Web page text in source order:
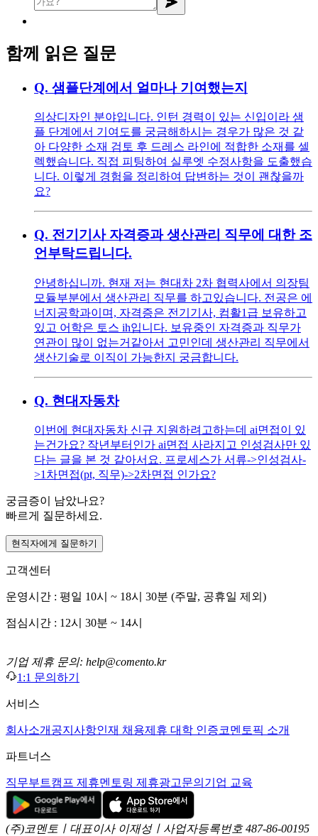
함께 읽은 질문
Q. 샘플단계에서 얼마나 기여했는지
의상디자인 분야입니다. 인턴 경력이 있는 신입이라 샘
플 단계에서 기여도를 궁금해하시는 경우가 많은 것 같
아 다양한 소재 검토 후 드레스 라인에 적합한 소재를 셀
렉했습니다. 직접 피팅하여 실루엣 수정사항을 도출했습
니다. 이렇게 경험을 정리하여 답변하는 것이 괜찮을까
요?
Q. 전기기사 자격증과 생산관리 직무에 대한 조
언부탁드립니다.
안녕하십니까. 현재 저는 현대차 2차 협력사에서 의장팀
모듈부분에서 생산관리 직무를 하고있습니다. 전공은 에
너지공학과이며, 자격증은 전기기사, 컴활1급 보유하고
있고 어학은 토스 ih입니다. 보유중인 자격증과 직무가
연관이 많이 없는거같아서 고민인데 생산관리 직무에서
생산기술로 이직이 가능한지 궁금합니다.
Q. 현대자동차
이번에 현대자동차 신규 지원하려고하는데 ai면접이 있
는건가요? 작년부터인가 ai면접 사라지고 인성검사만 있
다는 글을 본 것 같아서요. 프로세스가 서류->인성검사-
>1차면접(pt, 직무)->2차면접 인가요?
궁금증이 남았나요?
빠르게 질문하세요.
현직자에게 질문하기
고객센터
운영시간 : 평일 10시 ~ 18시 30분 (주말, 공휴일 제외)
점심시간 : 12시 30분 ~ 14시
기업 제휴 문의: help@comento.kr
1:1 문의하기
서비스
회사소개 공지사항인재 채용제휴 대학 인증코멘토픽 소개
파트너스
직무부트캠프 제휴멘토링 제휴광고문의 기업 교육
(주)코멘토ㅣ대표이사 이재성ㅣ사업자등록번호 487-86-00195